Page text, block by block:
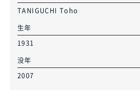
TANIGUCHI Toho
生年
1931
没年
2007